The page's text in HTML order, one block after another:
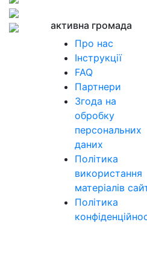
активна громада
Про нас
Інструкції
FAQ
Партнери
Згода на
обробку
персональних
даних
Політика
використання
матеріалів
Політика